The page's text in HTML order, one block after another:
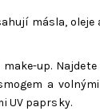
másla,
up.
a
UV paprsky.